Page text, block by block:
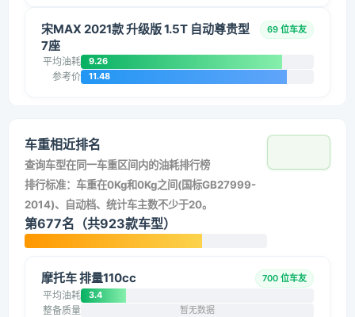
宋MAX 2021款 升级版 1.5T 自动尊贵型
7座
69 位车友
平均油耗 9.26
参考价 11.48
车重相近排名
查询车型在同一车重区间内的油耗排行榜
排行标准：车重在0Kg和0Kg之间(国标GB27999-
2014)、自动档、统计车主数不少于20。
第677名（共923款车型）
摩托车 排量110cc 700 位车友
平均油耗 3.4
整备质量 暂无数据